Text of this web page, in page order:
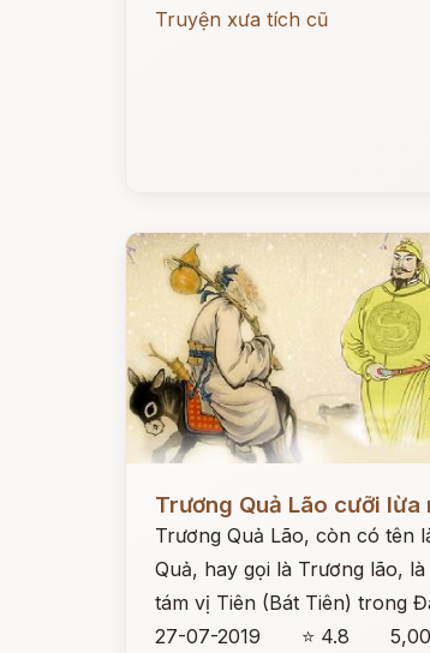
Truyện xưa tích cũ
Trương Quả Lão cưỡi lừa
Trương Quả Lão, còn có tên
Quả, hay gọi là Trương lão,
tám vị Tiên (Bát Tiên) trong
27-07-2019
⭐ 4.8